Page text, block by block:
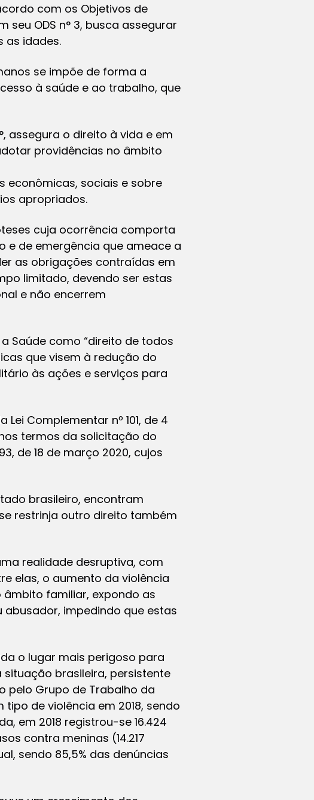
com os Objetivos de
seu ODS n° 3, busca assegurar
as idades.
se impõe de forma a
à saúde e ao trabalho, que
assegura o direito à vida e em
providências no âmbito
econômicas, sociais e sobre
apropriados.
cuja ocorrência comporta
e de emergência que ameace a
as obrigações contraídas em
limitado, devendo ser estas
e não encerrem
Saúde como “direito de todos
que visem à redução do
às ações e serviços para
Complementar nº 101, de 4
termos da solicitação do
de 18 de março 2020, cujos
brasileiro, encontram
restrinja outro direito também
realidade desruptiva, com
elas, o aumento da violência
âmbito familiar, expondo as
impedindo que estas
o lugar mais perigoso para
brasileira, persistente
pelo Grupo de Trabalho da
de violência em 2018, sendo
em 2018 registrou-se 16.424
contra meninas (14.217
sendo 85,5% das denúncias